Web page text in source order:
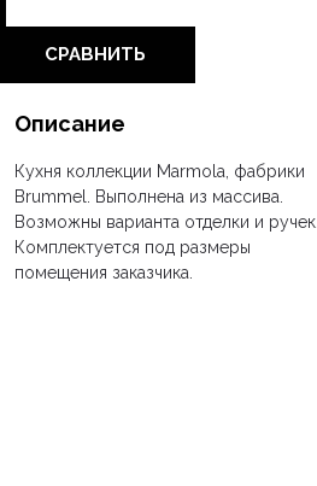
СРАВНИТЬ
Описание
Кухня коллекции Marmola, фабрики
Brummel. Выполнена из массива.
Возможны варианта отделки и ручек.
Комплектуется под размеры
помещения заказчика.